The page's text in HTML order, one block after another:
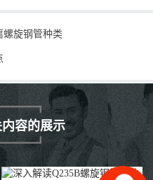
螺旋钢管种类
容的展示